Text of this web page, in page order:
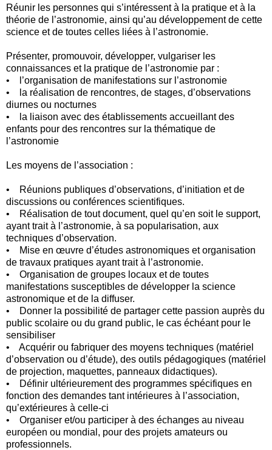
Réunir les personnes qui s’intéressent à la pratique et à la
théorie de l’astronomie, ainsi qu’au développement de cette
science et de toutes celles liées à l’astronomie.
Présenter, promouvoir, développer, vulgariser les
connaissances et la pratique de l’astronomie par :
• l’organisation de manifestations sur l’astronomie
• la réalisation de rencontres, de stages, d’observations
diurnes ou nocturnes
• la liaison avec des établissements accueillant des
enfants pour des rencontres sur la thématique de
l’astronomie
Les moyens de l’association :
• Réunions publiques d’observations, d’initiation et de
discussions ou conférences scientifiques.
• Réalisation de tout document, quel qu’en soit le support,
ayant trait à l’astronomie, à sa popularisation, aux
techniques d’observation.
• Mise en œuvre d’études astronomiques et organisation
de travaux pratiques ayant trait à l’astronomie.
• Organisation de groupes locaux et de toutes
manifestations susceptibles de développer la science
astronomique et de la diffuser.
• Donner la possibilité de partager cette passion auprès du
public scolaire ou du grand public, le cas échéant pour le
sensibiliser
• Acquérir ou fabriquer des moyens techniques (matériel
d’observation ou d’étude), des outils pédagogiques (matériel
de projection, maquettes, panneaux didactiques).
• Définir ultérieurement des programmes spécifiques en
fonction des demandes tant intérieures à l’association,
qu’extérieures à celle-ci
• Organiser et/ou participer à des échanges au niveau
européen ou mondial, pour des projets amateurs ou
professionnels.